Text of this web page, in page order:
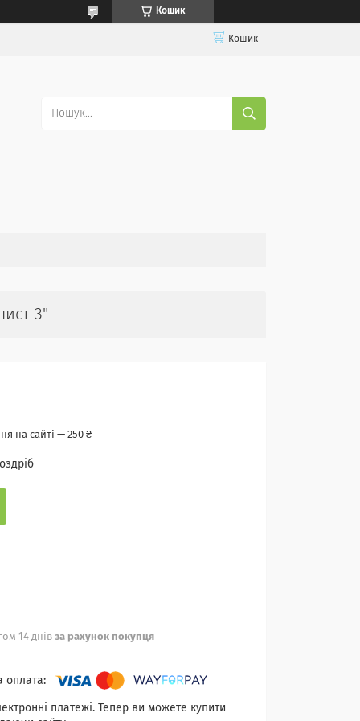
Кошик
Кошик
3"
на сайті — 250 ₴
14 днів за рахунок покупця
платежі. Тепер ви можете купити